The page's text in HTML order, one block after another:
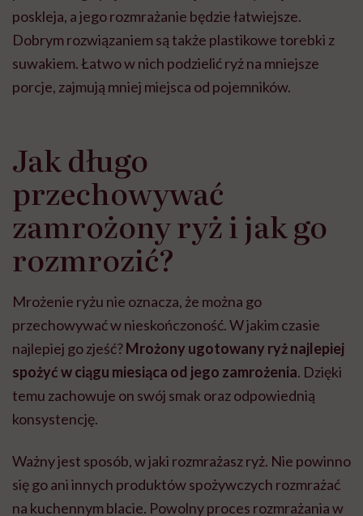
poskleja, a jego rozmrażanie będzie łatwiejsze.
Dobrym rozwiązaniem są także plastikowe torebki z
suwakiem. Łatwo w nich podzielić ryż na mniejsze
porcje, zajmują mniej miejsca od pojemników.
Jak długo
przechowywać
zamrożony ryż i jak go
rozmrozić?
Mrożenie ryżu nie oznacza, że można go
przechowywać w nieskończoność. W jakim czasie
najlepiej go zjeść?Mrożony ugotowany ryż najlepiej
spożyć w ciągu miesiąca od jego zamrożenia. Dzięki
temu zachowuje on swój smak oraz odpowiednią
konsystencję.
Ważny jest sposób, w jaki rozmrażasz ryż. Nie powinno
się go ani innych produktów spożywczych rozmrażać
na kuchennym blacie. Powolny proces rozmrażania w